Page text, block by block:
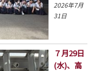
2026年7月
31日
７月29日
(水)、高